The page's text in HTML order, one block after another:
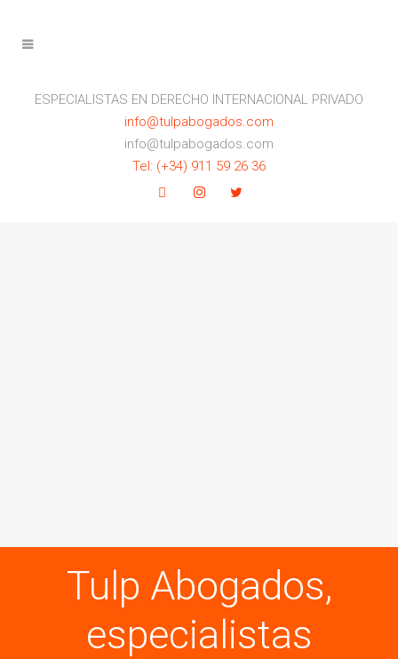
ESPECIALISTAS EN DERECHO INTERNACIONAL PRIVADO
info@tulpabogados.com
info@tulpabogados.com
Tel: (+34) 911 59 26 36
Tulp Abogados,
especialistas